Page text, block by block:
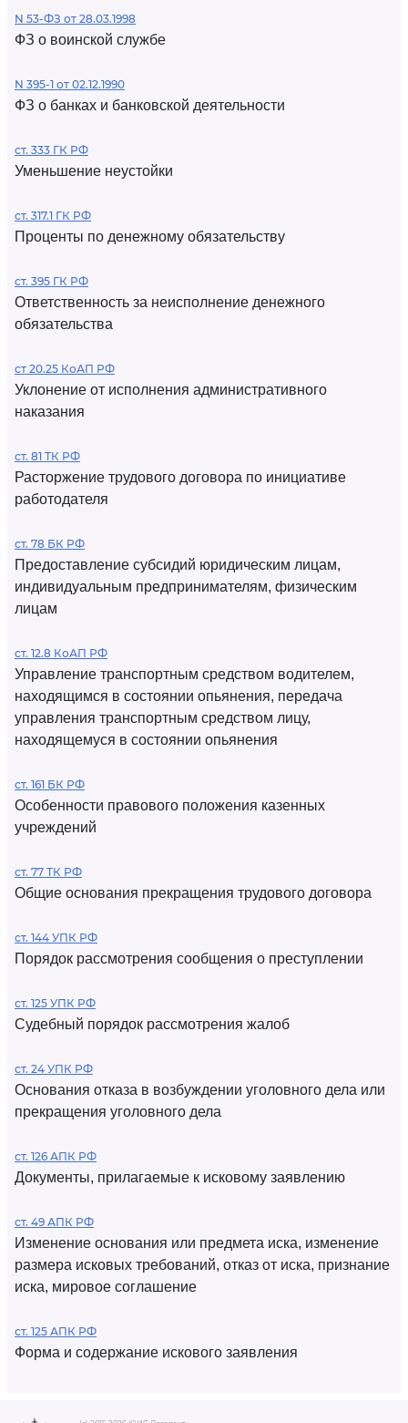
N 53-ФЗ от 28.03.1998
ФЗ о воинской службе
N 395-1 от 02.12.1990
ФЗ о банках и банковской деятельности
ст. 333 ГК РФ
Уменьшение неустойки
ст. 317.1 ГК РФ
Проценты по денежному обязательству
ст. 395 ГК РФ
Ответственность за неисполнение денежного
обязательства
ст 20.25 КоАП РФ
Уклонение от исполнения административного
наказания
ст. 81 ТК РФ
Расторжение трудового договора по инициативе
работодателя
ст. 78 БК РФ
Предоставление субсидий юридическим лицам,
индивидуальным предпринимателям, физическим
лицам
ст. 12.8 КоАП РФ
Управление транспортным средством водителем,
находящимся в состоянии опьянения, передача
управления транспортным средством лицу,
находящемуся в состоянии опьянения
ст. 161 БК РФ
Особенности правового положения казенных
учреждений
ст. 77 ТК РФ
Общие основания прекращения трудового договора
ст. 144 УПК РФ
Порядок рассмотрения сообщения о преступлении
ст. 125 УПК РФ
Судебный порядок рассмотрения жалоб
ст. 24 УПК РФ
Основания отказа в возбуждении уголовного дела или
прекращения уголовного дела
ст. 126 АПК РФ
Документы, прилагаемые к исковому заявлению
ст. 49 АПК РФ
Изменение основания или предмета иска, изменение
размера исковых требований, отказ от иска, признание
иска, мировое соглашение
ст. 125 АПК РФ
Форма и содержание искового заявления